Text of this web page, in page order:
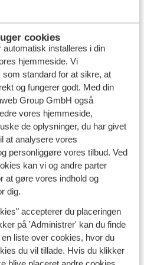
cookies
installeres i din
hjemmeside. Vi
standard for at sikre, at
og fungerer godt. Med din
Group GmbH også
vores hjemmeside,
de oplysninger, du har givet
at analysere vores
personliggøre vores tilbud. Ved
kan vi og andre parter
at gøre vores indhold og
dig.
accepterer du placeringen
på 'Administrer' kan du finde
liste over cookies, hvor du
du vil tillade. Hvis du klikker
marts og april
foråret og slippe væk fra
i de tidlige måneder et
ogmartsbyder på
grader og flere
I april bliver det endnu
ofte på 19-21 grader og
der drømmer om en
D-vitamin. Sammenlignet
på Ibiza som tidlig sommer.
særligt. Her ligger
grader med masser af sol
på øen, før højsæsonen
ord det bedste fra begge